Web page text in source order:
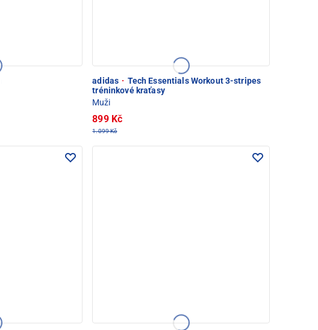
adidas · Tech Essentials Workout 3-stripes
tréninkové kraťasy
Muži
899 Kč
1.099 Kč